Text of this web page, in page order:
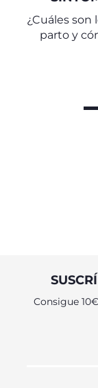
¿Cuáles son
parto y
Consigue